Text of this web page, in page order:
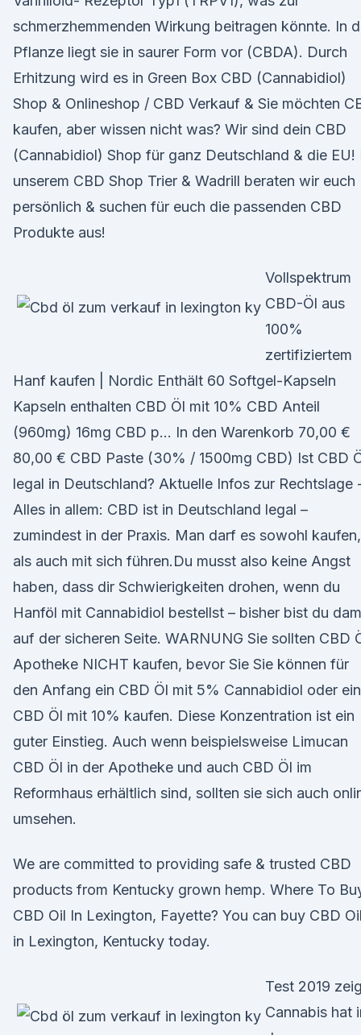
schmerzhemmenden Wirkung beitragen könnte. In
Pflanze liegt sie in saurer Form vor (CBDA). Durch
Erhitzung wird es in Green Box CBD (Cannabidiol)
Shop & Onlineshop / CBD Verkauf & Sie möchten
kaufen, aber wissen nicht was? Wir sind dein CBD
(Cannabidiol) Shop für ganz Deutschland & die EU!
unserem CBD Shop Trier & Wadrill beraten wir euch
persönlich & suchen für euch die passenden CBD
Produkte aus!
Vollspektrum
CBD-Öl aus
100%
zertifiziertem
Hanf kaufen | Nordic Enthält 60 Softgel-Kapseln
Kapseln enthalten CBD Öl mit 10% CBD Anteil
(960mg) 16mg CBD p… In den Warenkorb 70,00 €
80,00 € CBD Paste (30% / 1500mg CBD) Ist CBD
legal in Deutschland? Aktuelle Infos zur Rechtslage
Alles in allem: CBD ist in Deutschland legal –
zumindest in der Praxis. Man darf es sowohl kaufen,
als auch mit sich führen.Du musst also keine Angst
haben, dass dir Schwierigkeiten drohen, wenn du
Hanföl mit Cannabidiol bestellst – bisher bist du
auf der sicheren Seite. WARNUNG Sie sollten CBD
Apotheke NICHT kaufen, bevor Sie Sie können für
den Anfang ein CBD Öl mit 5% Cannabidiol oder ein
CBD Öl mit 10% kaufen. Diese Konzentration ist ein
guter Einstieg. Auch wenn beispielsweise Limucan
CBD Öl in der Apotheke und auch CBD Öl im
Reformhaus erhältlich sind, sollten sie sich auch
umsehen.
We are committed to providing safe & trusted CBD
products from Kentucky grown hemp. Where To
CBD Oil In Lexington, Fayette? You can buy CBD Oil
in Lexington, Kentucky today.
Test 2019
Cannabis hat